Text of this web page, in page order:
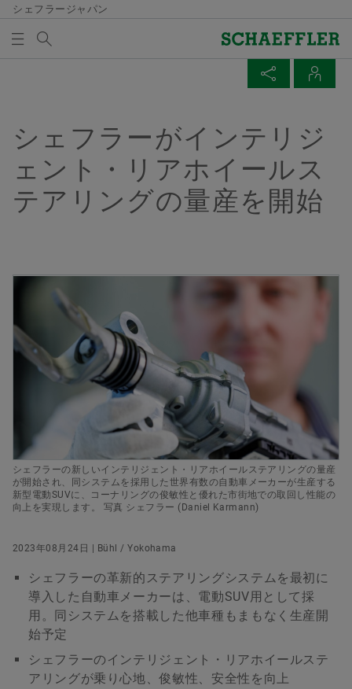
シェフラージャパン
会社概要
品質と環境
購買、サプライヤーマネジメント
製品＆ソリューション
Eモビリティ
パワートレイン＆シャシー
ベアリング＆インダストリアルソリューション
特殊機械
デジタル製品
ブランドプロテクション
採用情報
採用情報検索
経歴/キャリア
メディア及びイベント
プレスリリース
メディア・コンタクト
イベント一覧
Facebook
LinkedIn
Twitter
連絡先
シェフラージャパン株式会社
広報部 マネージャー 川村 修
+81 45 287 9151
pr-japan@schaeffler.com
メディア買い物かごの中にアイテムが入っていませ
ん。新しいエレメントを追加するにはボタンを使用し
てください：
メディアを集める
一回の注文で、複数のメディアを買い物かご
に入れることができます。メディアごとの最
大注文数は20個です。無料で入手した材料を
販売することは許可されません。
すぐに注文する
シェフラーがインテリジ
ェント・リアホイールス
テアリングの量産を開始
シェフラーの新しいインテリジェント・リアホイールステアリングの量産
が開始され、同システムを採用した世界有数の自動車メーカーが生産する
新型電動SUVに、コーナリングの俊敏性と優れた市街地での取回し性能の
向上を実現します。 写真 シェフラー (Daniel Karmann)
2023年08月24日 | Bühl / Yokohama
シェフラーの革新的ステアリングシステムを最初に
導入した自動車メーカーは、電動SUV用として採
用。同システムを搭載した他車種もまもなく生産開
始予定
シェフラーのインテリジェント・リアホイールステ
アリングが乗り心地、俊敏性、安全性を向上